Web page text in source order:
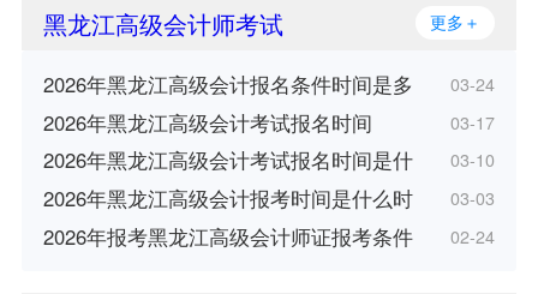
黑龙江高级会计师考试 更多＋
2026年黑龙江高级会计报名条件时间是多 03-24
2026年黑龙江高级会计考试报名时间 03-17
2026年黑龙江高级会计考试报名时间是什 03-10
2026年黑龙江高级会计报考时间是什么时 03-03
2026年报考黑龙江高级会计师证报考条件 02-24